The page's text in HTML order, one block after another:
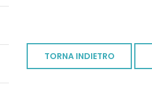
TORNA INDIETRO